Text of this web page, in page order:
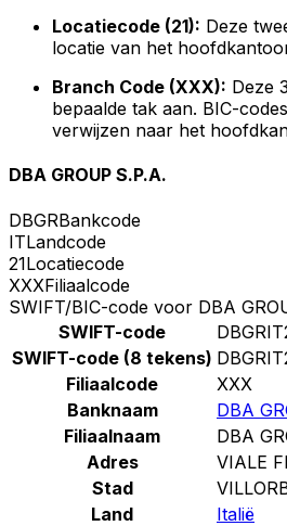
Locatiecode (21): Deze
locatie van het
Branch Code (XXX): Deze
bepaalde tak aan. BIC-
verwijzen naar het
DBA GROUP S.P.A.
DBGRBankcode
ITLandcode
21Locatiecode
XXXFiliaalcode
SWIFT/BIC-code voor DBA
SWIFT-code
SWIFT-code (8 tekens)
Filiaalcode
XXX
Banknaam
DBA
Filiaalnaam
DBA
Adres
VIALE
Stad
Land
Italië